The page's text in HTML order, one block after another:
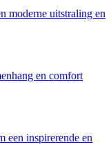
moderne uitstraling en
en comfort
een inspirerende en